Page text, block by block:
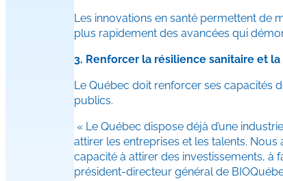
Les innovations en santé permettent de
plus rapidement des avancées qui
3. Renforcer la résilience sanitaire et
Le Québec doit renforcer ses capacités
publics.
« Le Québec dispose déjà d’une
attirer les entreprises et les talents.
capacité à attirer des investissements, à
président-directeur général de